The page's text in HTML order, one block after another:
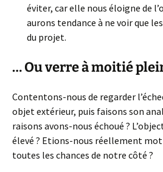
éviter, car elle nous éloigne de
aurons tendance à ne voir que
du projet.
…Ou verre à moitié
Contentons-nous de regarder
objet extérieur, puis faisons son
raisons avons-nous échoué ?
élevé ? Etions-nous réellement
toutes les chances de notre côté ?